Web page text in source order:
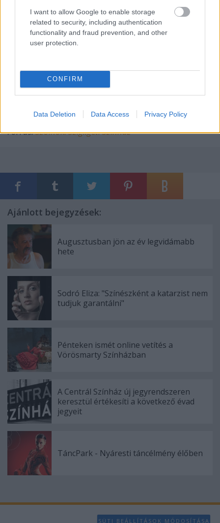
I want to allow Google to enable storage
related to security, including authentication
functionality and fraud prevention, and other
user protection.
CONFIRM
Data Deletion Data Access Privacy Policy
Zenei munkatárs:Rácz Márton
Koreográfus:Guillaume Milhacm.v.
Koreográfus asszisztens:Isabelle Lém.v.
Vendégjáték: Budapest, Thália Színház
2006. április 29., 30. 19.00
Forrás:Szolnoki Szigilgeti Színház
Ajánlott bejegyzések:
Augusztusban jön az év legvidámabb
hete
Sodró Eliza: "Színészként a katarzist nem
tudjuk garantálni"
Pénteken ismét online vetítés a
Vörösmarty Színházban
A Centrál Színház új jegyrendszeren
keresztül értékesíti a következő évad
jegyeit
TáncPark - Nyáresti táncélmény élőben
SÜTI BEÁLLÍTÁSOK MÓDOSÍTÁSA